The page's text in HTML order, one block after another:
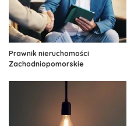
Prawnik nieruchomości
Zachodniopomorskie